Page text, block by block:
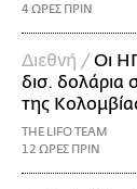
4 ΩΡΕΣ ΠΡΙΝ
Διεθνή /Οι
δισ. δολάρια
της
THE LIFO TEAM
12 ΩΡΕΣ ΠΡΙΝ